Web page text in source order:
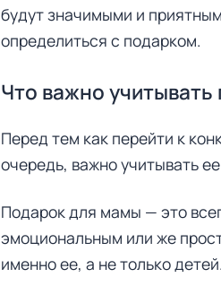
будут значимыми и
определиться с подарком.
Что важно
Перед тем как перейти к
очередь, важно учитывать
Подарок для мамы — это
эмоциональным или же
именно ее, а не только детей.